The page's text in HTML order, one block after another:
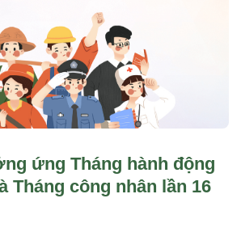
ứng Tháng hành động
Tháng công nhân lần 16